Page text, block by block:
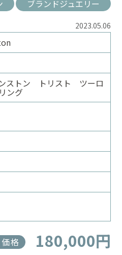
ブランドジュエリー
2023.05.06
ストン トリスト ツーロ
ング
格 180,000円